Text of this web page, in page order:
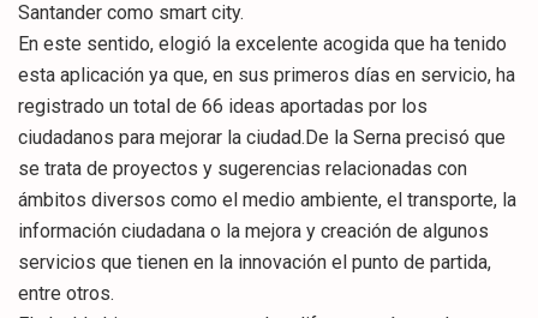
Santander como smart city.
En este sentido, elogió la excelente acogida que ha tenido
esta aplicación ya que, en sus primeros días en servicio, ha
registrado un total de 66 ideas aportadas por los
ciudadanos para mejorar la ciudad.De la Serna precisó que
se trata de proyectos y sugerencias relacionadas con
ámbitos diversos como el medio ambiente, el transporte, la
información ciudadana o la mejora y creación de algunos
servicios que tienen en la innovación el punto de partida,
entre otros.